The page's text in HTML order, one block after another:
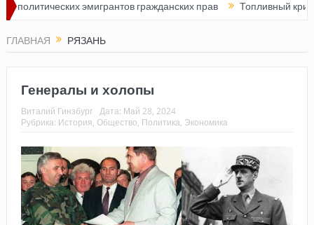
эмигрантов гражданских прав Топливный кризис в
ГЛАВНАЯ РЯЗАНЬ
Генералы и холопы
Виталий Гинзбург Дата: Май 28, 2024
Рубрика: История Общество Политика Экономика